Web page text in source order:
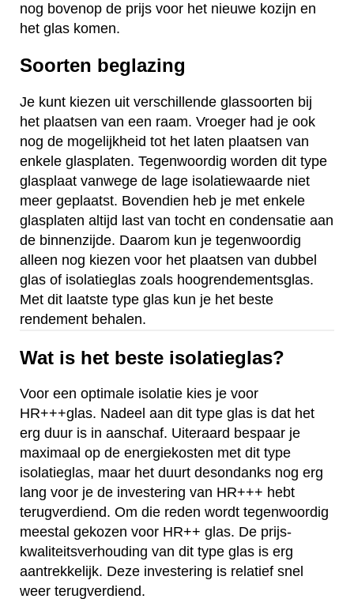
nog bovenop de prijs voor het nieuwe kozijn en
het glas komen.
Soorten beglazing
Je kunt kiezen uit verschillende glassoorten bij
het plaatsen van een raam. Vroeger had je ook
nog de mogelijkheid tot het laten plaatsen van
enkele glasplaten. Tegenwoordig worden dit type
glasplaat vanwege de lage isolatiewaarde niet
meer geplaatst. Bovendien heb je met enkele
glasplaten altijd last van tocht en condensatie aan
de binnenzijde. Daarom kun je tegenwoordig
alleen nog kiezen voor het plaatsen van dubbel
glas of isolatieglas zoals hoogrendementsglas.
Met dit laatste type glas kun je het beste
rendement behalen.
Wat is het beste isolatieglas?
Voor een optimale isolatie kies je voor
HR+++glas. Nadeel aan dit type glas is dat het
erg duur is in aanschaf. Uiteraard bespaar je
maximaal op de energiekosten met dit type
isolatieglas, maar het duurt desondanks nog erg
lang voor je de investering van HR+++ hebt
terugverdiend. Om die reden wordt tegenwoordig
meestal gekozen voor HR++ glas. De prijs-
kwaliteitsverhouding van dit type glas is erg
aantrekkelijk. Deze investering is relatief snel
weer terugverdiend.